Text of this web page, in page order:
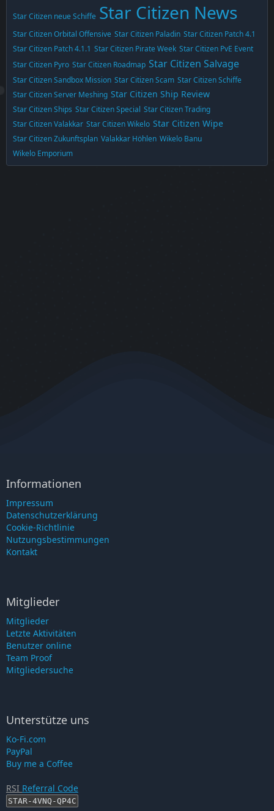
Star Citizen neue Schiffe Star Citizen News
Star Citizen Orbital Offensive Star Citizen Paladin Star Citizen Patch 4.1
Star Citizen Patch 4.1.1 Star Citizen Pirate Week Star Citizen PvE Event
Star Citizen Pyro Star Citizen Roadmap Star Citizen Salvage
Star Citizen Sandbox Mission Star Citizen Scam Star Citizen Schiffe
Star Citizen Server Meshing Star Citizen Ship Review
Star Citizen Ships Star Citizen Special Star Citizen Trading
Star Citizen Valakkar Star Citizen Wikelo Star Citizen Wipe
Star Citizen Zukunftsplan Valakkar Höhlen Wikelo Banu
Wikelo Emporium
Informationen
Impressum
Datenschutzerklärung
Cookie-Richtlinie
Nutzungsbestimmungen
Kontakt
Mitglieder
Mitglieder
Letzte Aktivitäten
Benutzer online
Team Proof
Mitgliedersuche
Unterstütze uns
Ko-Fi.com
PayPal
Buy me a Coffee
RSI Referral Code
STAR-4VNQ-QP4C